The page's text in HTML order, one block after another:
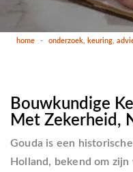
home - onderzoek, keuring,
Bouwkundige
Met Zekerheid,
Gouda is een
Holland, bekend om